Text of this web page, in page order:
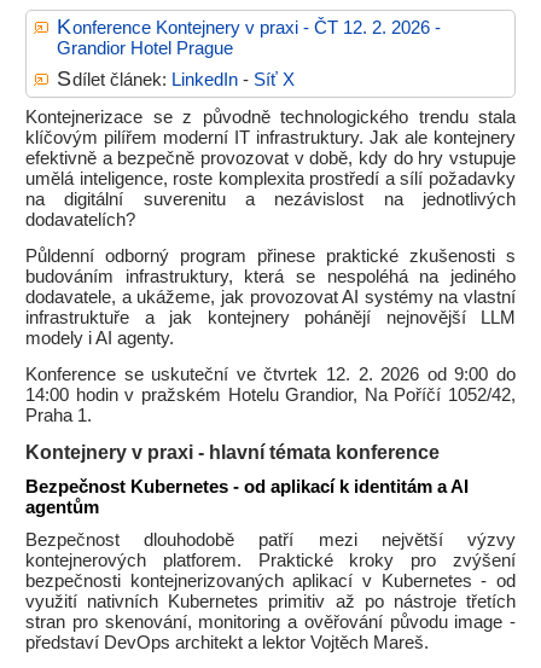
Konference Kontejnery v praxi - ČT 12. 2. 2026 -
Grandior Hotel Prague
Sdílet článek: LinkedIn- Síť X
Kontejnerizace se z původně technologického trendu stala
klíčovým pilířem moderní IT infrastruktury. Jak ale kontejnery
efektivně a bezpečně provozovat v době, kdy do hry vstupuje
umělá inteligence, roste komplexita prostředí a sílí požadavky
na digitální suverenitu a nezávislost na jednotlivých
dodavatelích?
Půldenní odborný program přinese praktické zkušenosti s
budováním infrastruktury, která se nespoléhá na jediného
dodavatele, a ukážeme, jak provozovat AI systémy na vlastní
infrastruktuře a jak kontejnery pohánějí nejnovější LLM
modely i AI agenty.
Konference se uskuteční ve čtvrtek 12. 2. 2026 od 9:00 do
14:00 hodin v pražském Hotelu Grandior, Na Poříčí 1052/42,
Praha 1.
Kontejnery v praxi - hlavní témata konference
Bezpečnost Kubernetes - od aplikací k identitám a AI
agentům
Bezpečnost dlouhodobě patří mezi největší výzvy
kontejnerových platforem. Praktické kroky pro zvýšení
bezpečnosti kontejnerizovaných aplikací v Kubernetes - od
využití nativních Kubernetes primitiv až po nástroje třetích
stran pro skenování, monitoring a ověřování původu image -
představí DevOps architekt a lektor Vojtěch Mareš.